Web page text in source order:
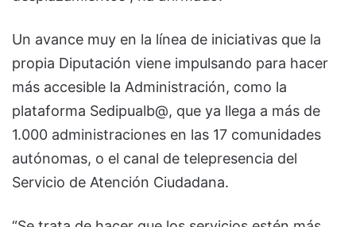
Un avance muy en la línea de iniciativas que la
propia Diputación viene impulsando para hacer
más accesible la Administración, como la
plataforma Sedipualb@, que ya llega a más de
1.000 administraciones en las 17 comunidades
autónomas, o el canal de telepresencia del
Servicio de Atención Ciudadana.